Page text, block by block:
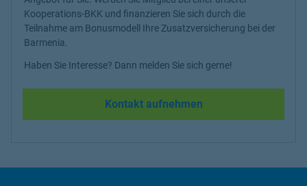
Kooperations-BKK und finanzieren Sie sich durch die
Teilnahme am Bonusmodell Ihre Zusatzversicherung bei der
Barmenia.
Haben Sie Interesse? Dann melden Sie sich gerne!
Kontakt aufnehmen